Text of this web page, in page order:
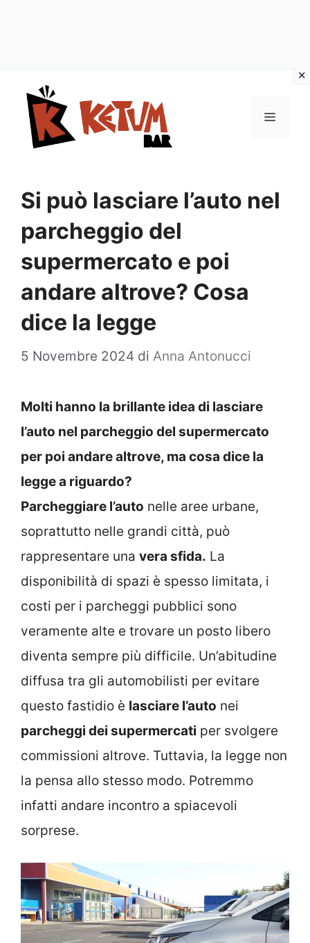
contenuto
Menu
Si può lasciare l’auto nel
parcheggio del
supermercato e poi
andare altrove? Cosa
dice la legge
5 Novembre 2024 di Anna Antonucci
Molti hanno la brillante idea di lasciare
l’auto nel parcheggio del supermercato
per poi andare altrove, ma cosa dice la
legge a riguardo?
Parcheggiare l’auto nelle aree urbane,
soprattutto nelle grandi città, può
rappresentare una vera sfida. La
disponibilità di spazi è spesso limitata, i
costi per i parcheggi pubblici sono
veramente alte e trovare un posto libero
diventa sempre più difficile. Un’abitudine
diffusa tra gli automobilisti per evitare
questo fastidio è lasciare l’auto nei
parcheggi dei supermercati per svolgere
commissioni altrove. Tuttavia, la legge non
la pensa allo stesso modo. Potremmo
infatti andare incontro a spiacevoli
sorprese.